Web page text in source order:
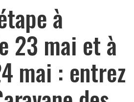
à
23 mai et à
mai : entrez